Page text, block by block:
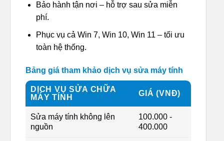
Bảo hành tận nơi – hỗ trợ sau sửa miễn
phí.
Phục vụ cả Win 7, Win 10, Win 11 – tối ưu
toàn hệ thống.
Bảng giá tham khảo dịch vụ sửa máy tính
DỊCH VỤ SỬA CHỮA
MÁY TÍNH
GIÁ (VNĐ)
Sửa máy tính không lên
nguồn
100.000 -
400.000